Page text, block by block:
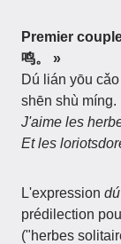
Premier
鸣。 »
Dú lián yōu
shēn shù míng.
J'aime les
Et les
L'expression
prédilection
("herbes